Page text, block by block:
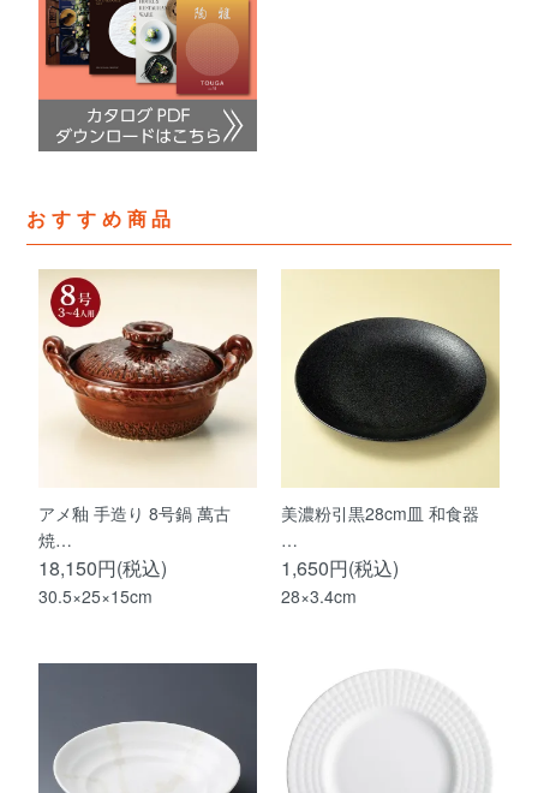
おすすめ商品
アメ釉 手造り 8号鍋 萬古
焼…
18,150円(税込)
30.5×25×15cm
美濃粉引黒28cm皿 和食器
…
1,650円(税込)
28×3.4cm